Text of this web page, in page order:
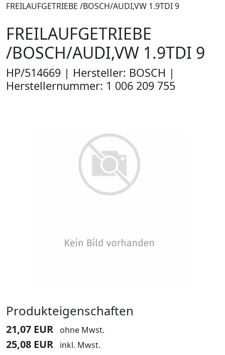
FREILAUFGETRIEBE /BOSCH/AUDI,VW 1.9TDI 9
FREILAUFGETRIEBE
/BOSCH/AUDI,VW 1.9TDI 9
HP/514669 | Hersteller: BOSCH |
Herstellernummer: 1 006 209 755
Produkteigenschaften
21,07 EUR ohne Mwst.
25,08 EUR inkl. Mwst.